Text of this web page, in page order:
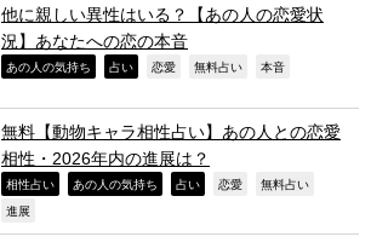
他に親しい異性はいる？【あの人の恋愛状
況】あなたへの恋の本音
あの人の気持ち 占い 恋愛 無料占い 本音
無料【動物キャラ相性占い】あの人との恋愛
相性・2026年内の進展は？
相性占い あの人の気持ち 占い 恋愛 無料占い
進展